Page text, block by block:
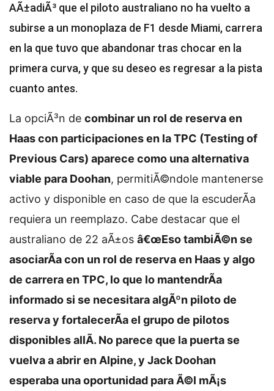
AÃ±adiÃ³ que el piloto australiano no ha vuelto a
subirse a un monoplaza de F1 desde Miami, carrera
en la que tuvo que abandonar tras chocar en la
primera curva, y que su deseo es regresar a la pista
cuanto antes.
La opciÃ³n de combinar un rol de reserva en
Haas con participaciones en la TPC (Testing of
Previous Cars) aparece como una alternativa
viable para Doohan, permitiÃ©ndole mantenerse
activo y disponible en caso de que la escuderÃ­a
requiera un reemplazo. Cabe destacar que el
australiano de 22 aÃ±os â€œEso tambiÃ©n se
asociarÃ­a con un rol de reserva en Haas y algo
de carrera en TPC, lo que lo mantendrÃ­a
informado si se necesitara algÃºn piloto de
reserva y fortalecerÃ­a el grupo de pilotos
disponibles allÃ­. No parece que la puerta se
vuelva a abrir en Alpine, y Jack Doohan
esperaba una oportunidad para Ã©l mÃ¡s